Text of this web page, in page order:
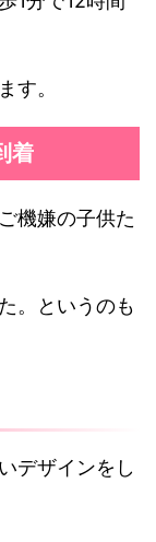
す。
着
機嫌の子供た
。というのも
デザインをし